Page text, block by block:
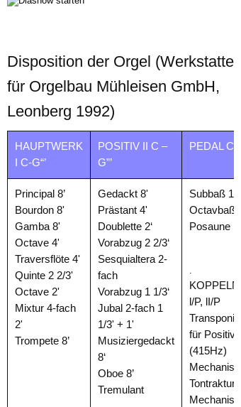
Disposition der Orgel (Werkstatte
für Orgelbau Mühleisen GmbH,
Leonberg 1992)
HAUPTWERK
I C-G“’
POSITIV II C –
G”’
PEDAL C-F’
Principal 8’
Bourdon 8'
Gamba 8'
Octave 4'
Traversflöte 4'
Quinte 2 2/3'
Octave 2'
Mixtur 4-fach
2'
Trompete 8’
Gedackt 8'
Prästant 4'
Doublette 2‘
Vorabzug 2 2/3‘
Sesquialtera 2-
fach
Vorabzug 1 1/3‘
Jubal 2-fach 1
1/3' + 1'
Musiziergedackt
8‘
Oboe 8’
Tremulant
Subbaß 16’
Octavbaß 8'
Posaune 16'
.
KOPPELN:
l/P, lI/P
für Positiv
(415Hz)
Tontraktur